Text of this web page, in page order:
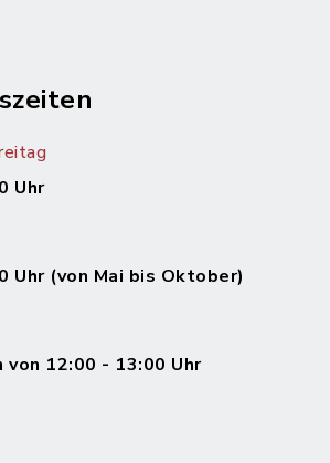
Uhr
Uhr (von Mai bis Oktober)
von 12:00 - 13:00 Uhr